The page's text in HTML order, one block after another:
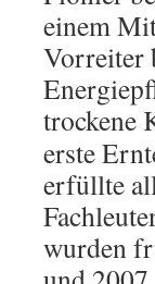
einem
Vorreiter
trockene
erste
erfüllte
wurden